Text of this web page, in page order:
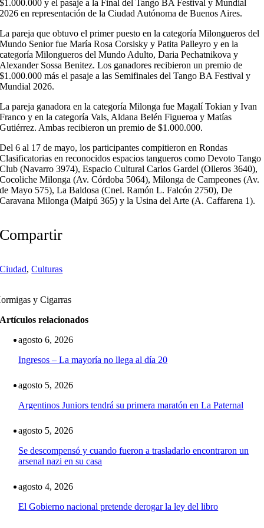
$1.000.000 y el pasaje a la Final del Tango BA Festival y Mundial
2026 en representación de la Ciudad Autónoma de Buenos Aires.
La pareja que obtuvo el primer puesto en la categoría Milongueros del
Mundo Senior fue María Rosa Corsisky y Patita Palleyro y en la
categoría Milongueros del Mundo Adulto, Daria Pechatnikova y
Alexander Sossa Benitez. Los ganadores recibieron un premio de
$1.000.000 más el pasaje a las Semifinales del Tango BA Festival y
Mundial 2026.
La pareja ganadora en la categoría Milonga fue Magalí Tokian y Ivan
Franco y en la categoría Vals, Aldana Belén Figueroa y Matías
Gutiérrez. Ambas recibieron un premio de $1.000.000.
Del 6 al 17 de mayo, los participantes compitieron en Rondas
Clasificatorias en reconocidos espacios tangueros como Devoto Tango
Club (Navarro 3974), Espacio Cultural Carlos Gardel (Olleros 3640),
Cocoliche Milonga (Av. Córdoba 5064), Milonga de Campeones (Av.
de Mayo 575), La Baldosa (Cnel. Ramón L. Falcón 2750), De
Caravana Milonga (Maipú 365) y la Usina del Arte (A. Caffarena 1).
Compartir
Ciudad,Culturas
y Cigarras
Artículos relacionados
agosto 6, 2026
Ingresos – La mayoría no llega al día 20
agosto 5, 2026
Argentinos Juniors tendrá su primera maratón en La Paternal
agosto 5, 2026
Se descompensó y cuando fueron a trasladarlo encontraron un
arsenal nazi en su casa
agosto 4, 2026
El Gobierno nacional pretende derogar la ley del libro